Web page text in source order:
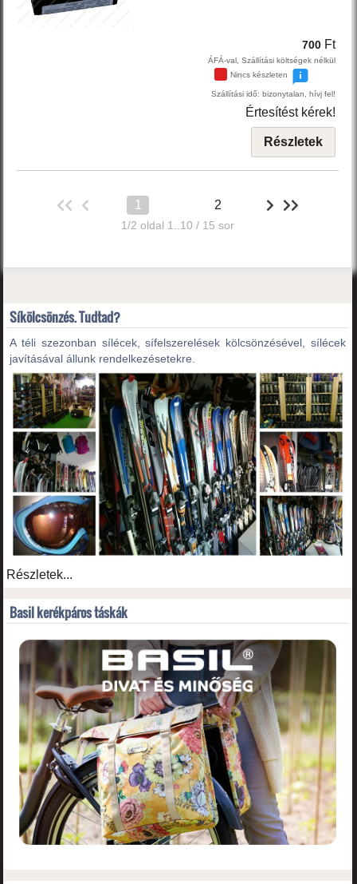
700 Ft
ÁFÁ-val, Szállítási költségek nélkül
Nincs készleten
Szállítási idő: bizonytalan, hívj fel!
Értesítést kérek!
Részletek
1 2
1/2 oldal 1..10 / 15 sor
Síkölcsönzés. Tudtad?
A téli szezonban sílécek, sífelszerelések kölcsönzésével, sílécek
javításával állunk rendelkezésetekre.
Részletek...
Basil kerékpáros táskák